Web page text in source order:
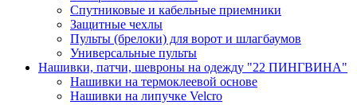
Спутниковые и кабельные приемники
Защитные чехлы
Пульты (брелоки) для ворот и шлагбаумов
Универсальные пульты
Нашивки, патчи, шевроны на одежду "22 ПИНГВИНА"
Нашивки на термоклеевой основе
Нашивки на липучке Velcro